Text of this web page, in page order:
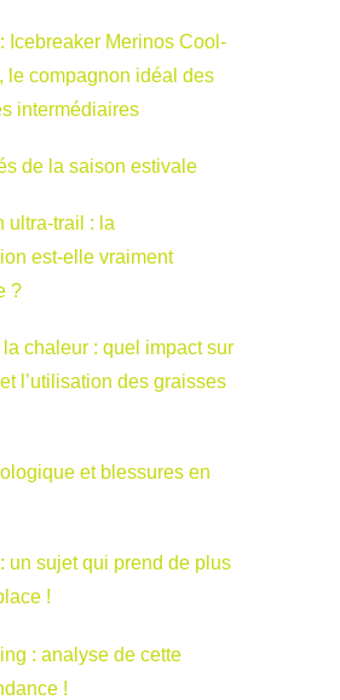
Icebreaker Merinos Cool-
le compagnon idéal des
intermédiaires
de la saison estivale
ultra-trail : la
est-elle vraiment
?
chaleur : quel impact sur
l’utilisation des graisses
et blessures en
un sujet qui prend de plus
!
: analyse de cette
!